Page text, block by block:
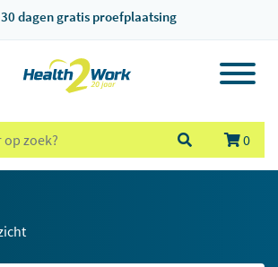
30 dagen gratis proefplaatsing
0